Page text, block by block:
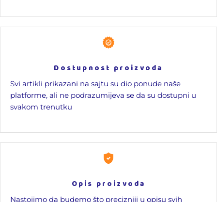
Dostupnost proizvoda
Svi artikli prikazani na sajtu su dio ponude naše
platforme, ali ne podrazumijeva se da su dostupni u
svakom trenutku
Opis proizvoda
Nastojimo da budemo što precizniji u opisu svih